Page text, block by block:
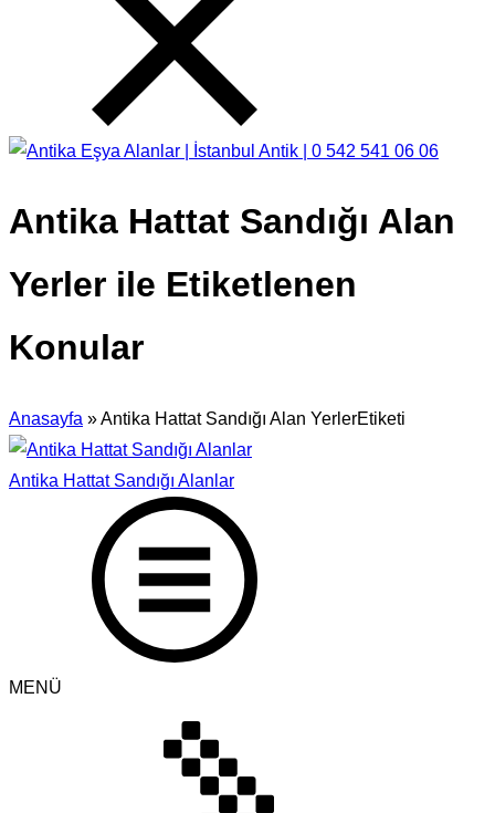
Antika Hattat Sandığı Alan
Yerler ile Etiketlenen
Konular
Anasayfa »Antika Hattat Sandığı Alan YerlerEtiketi
Antika Hattat Sandığı Alanlar
MENÜ